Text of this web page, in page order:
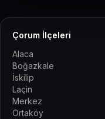
Çorum İlçeleri
Alaca
Boğazkale
İskilip
Laçin
Merkez
Ortaköy